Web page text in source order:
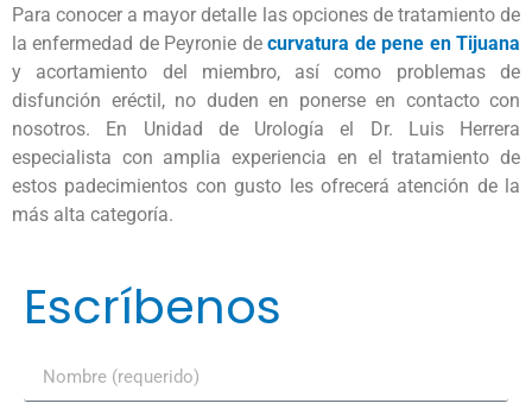
Para conocer a mayor detalle las opciones de tratamiento de
la enfermedad de Peyronie decurvatura de pene en Tijuana
y acortamiento del miembro, así como problemas de
disfunción eréctil, no duden en ponerse en contacto con
nosotros. En Unidad de Urología el Dr. Luis Herrera
especialista con amplia experiencia en el tratamiento de
estos padecimientos con gusto les ofrecerá atención de la
más alta categoría.
Escríbenos